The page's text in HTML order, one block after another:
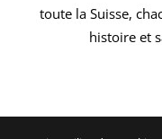
toute la Suisse,
histoire et